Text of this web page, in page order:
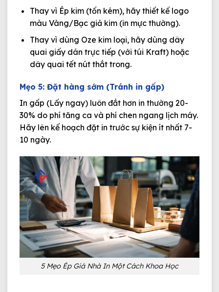
Thay vì Ép kim (tốn kém), hãy thiết kế logo
màu Vàng/Bạc giả kim (in mực thường).
Thay vì dùng Oze kim loại, hãy dùng dây
quai giấy dán trực tiếp (với túi Kraft) hoặc
dây quai tết nút thắt trong.
Mẹo 5: Đặt hàng sớm (Tránh in gấp)
In gấp (Lấy ngay) luôn đắt hơn in thường 20-
30% do phí tăng ca và phí chen ngang lịch máy.
Hãy lên kế hoạch đặt in trước sự kiện ít nhất 7-
10 ngày.
5 Mẹo Ép Giá Nhà In Một Cách Khoa Học